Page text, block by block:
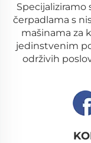
čerpadlama s
mašinama za
jedinstvenim
održivih